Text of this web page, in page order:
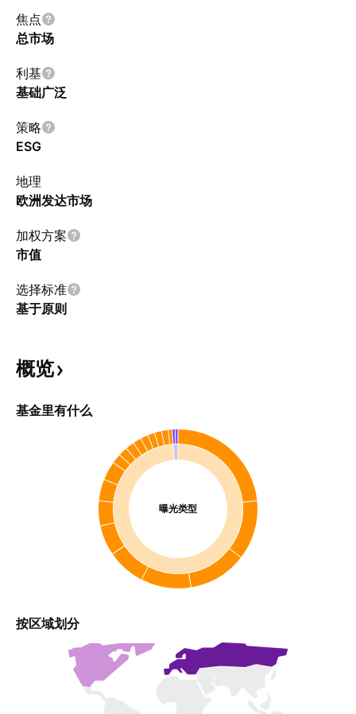
焦点
总市场
利基
基础广泛
策略
ESG
地理
欧洲发达市场
加权方案
市值
选择标准
基于原则
概览
基金里有什么
曝光类型
按区域划分